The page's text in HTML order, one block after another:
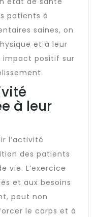
patients à
saines, on
et à leur
impact positif sur
à leur
l’activité
des patients
vie. L’exercice
et aux besoins
peut non
le corps et à